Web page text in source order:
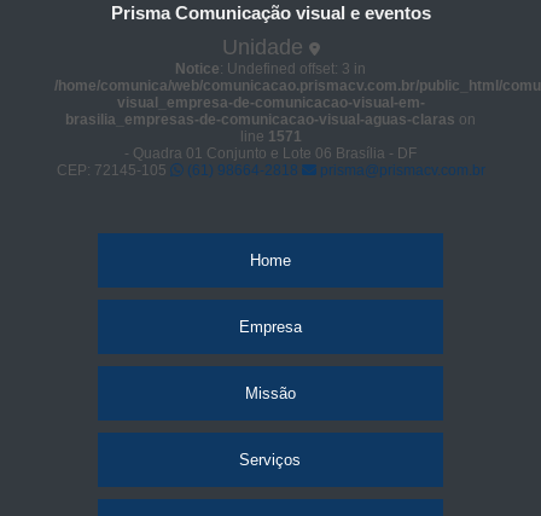
Prisma Comunicação visual e eventos
Unidade
Notice: Undefined offset: 3 in
/home/comunica/web/comunicacao.prismacv.com.br/public_html/
visual_empresa-de-comunicacao-visual-em-
brasilia_empresas-de-comunicacao-visual-aguas-claras on
line 1571
- Quadra 01 Conjunto e Lote 06 Brasília - DF
CEP: 72145-105
(61) 98664-2818 prisma@prismacv.com.br
Home
Empresa
Missão
Serviços